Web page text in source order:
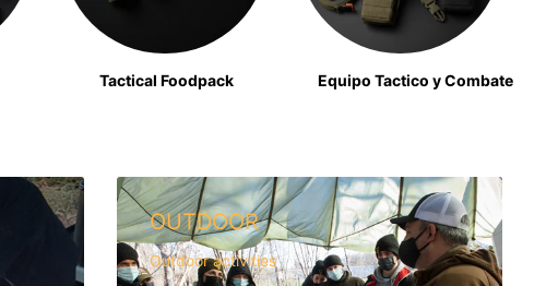
Tactical Foodpack Equipo Tactico y Combate
OUTDOOR
Outdoor activities